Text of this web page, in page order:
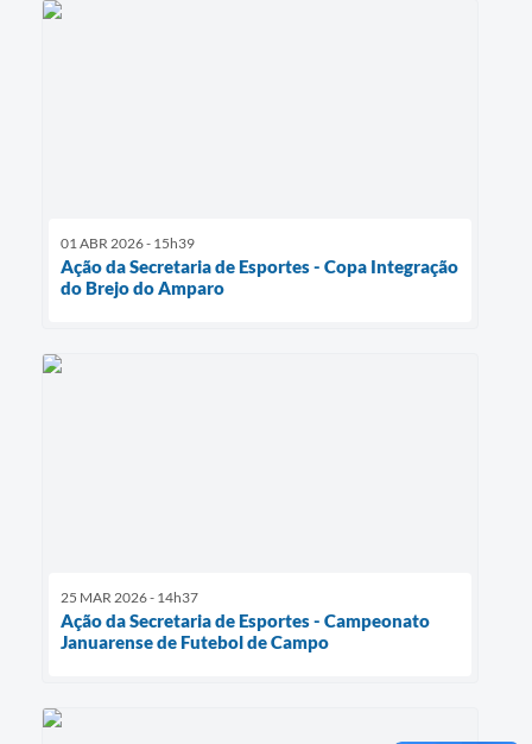
01 ABR 2026 - 15h39
Ação da Secretaria de Esportes - Copa Integração
do Brejo do Amparo
25 MAR 2026 - 14h37
Ação da Secretaria de Esportes - Campeonato
Januarense de Futebol de Campo